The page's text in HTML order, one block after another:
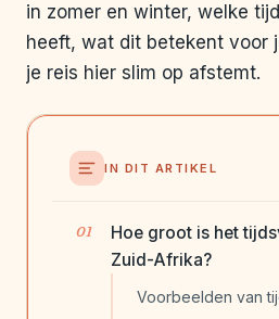
in zomer en winter, welke
heeft, wat dit betekent voor
je reis hier slim op afstemt.
IN DIT ARTIKEL
Hoe groot is het
Zuid-Afrika?
Voorbeelden van